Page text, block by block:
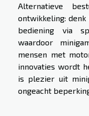
Alternatieve
ontwikkeling:
bediening via
waardoor
mensen met
innovaties wordt
is plezier uit
ongeacht